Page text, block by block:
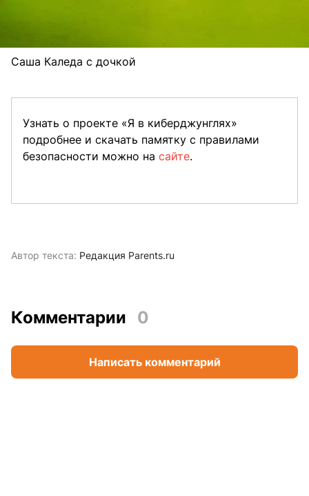
Саша Каледа с дочкой
Узнать о проекте «Я в киберджунглях»
подробнее и скачать памятку с правилами
безопасности можно на сайте.
Автор текста: Редакция Parents.ru
Комментарии 0
Написать комментарий